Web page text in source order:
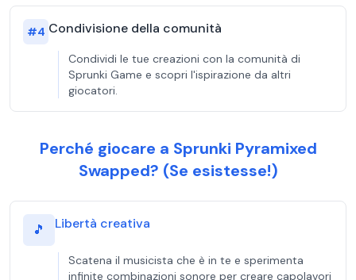
#4 Condivisione della comunità
Condividi le tue creazioni con la comunità di
Sprunki Game e scopri l'ispirazione da altri
giocatori.
Perché giocare a Sprunki Pyramixed
Swapped? (Se esistesse!)
🎵 Libertà creativa
Scatena il musicista che è in te e sperimenta
infinite combinazioni sonore per creare capolavori